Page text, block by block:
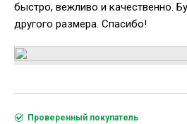
быстро, вежливо и качественно.
другого размера. Спасибо!
Проверенный покупатель